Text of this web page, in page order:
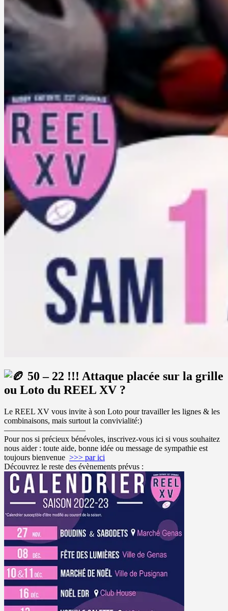
50 – 22 !!! Attaque placée sur la grille
ou Loto du REEL XV ?
Le REEL XV vous invite à son Loto pour travailler les lignes & les
combinaisons, mais surtout la convivialité:)
——————————
Pour nos si précieux bénévoles, inscrivez-vous ici si vous souhaitez
nous aider : toute aide, bonne idée ou message de sympathie est
toujours bienvenue >>> par ici
Découvrez le reste des évènements prévus :